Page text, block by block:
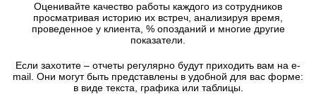
Оценивайте качество работы каждого из сотрудников
просматривая историю их встреч, анализируя время,
проведенное у клиента, % опозданий и многие другие
показатели.
Если захотите – отчеты регулярно будут приходить вам на e-
mail. Они могут быть представлены в удобной для вас форме:
в виде текста, графика или таблицы.